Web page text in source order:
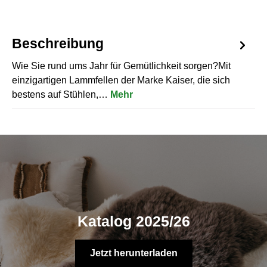
Beschreibung
Wie Sie rund ums Jahr für Gemütlichkeit sorgen?Mit
einzigartigen Lammfellen der Marke Kaiser, die sich
bestens auf Stühlen,… Mehr
Katalog 2025/26
Jetzt herunterladen